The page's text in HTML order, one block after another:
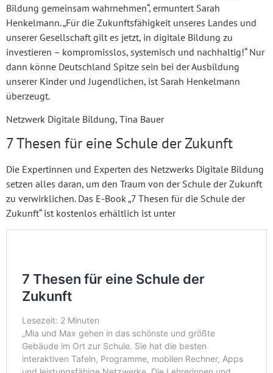
Bildung gemeinsam wahrnehmen“, ermuntert Sarah
Henkelmann. „Für die Zukunftsfähigkeit unseres Landes und
unserer Gesellschaft gilt es jetzt, in digitale Bildung zu
investieren – kompromisslos, systemisch und nachhaltig!“ Nur
dann könne Deutschland Spitze sein bei der Ausbildung
unserer Kinder und Jugendlichen, ist Sarah Henkelmann
überzeugt.
Netzwerk Digitale Bildung, Tina Bauer
7 Thesen für eine Schule der Zukunft
Die Expertinnen und Experten des Netzwerks Digitale Bildung
setzen alles daran, um den Traum von der Schule der Zukunft
zu verwirklichen. Das E-Book „7 Thesen für die Schule der
Zukunft“ ist kostenlos erhältlich ist unter